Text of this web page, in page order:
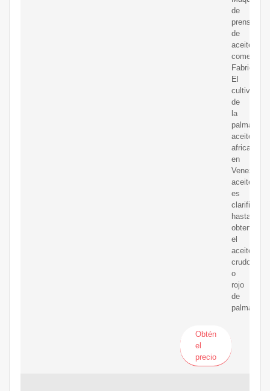
de
prensado
de
aceite
comestible
El
cultivo
de
la
palma
aceitera
africana
en
Venezuela
aceite
es
clarificado
hasta
obtener
el
aceite
crudo
o
rojo
de
palma.
Obtén
el
precio